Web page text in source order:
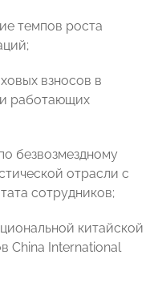
темпов роста
взносов в
работающих
безвозмездному
отрасли с
сотрудников;
китайской
China International